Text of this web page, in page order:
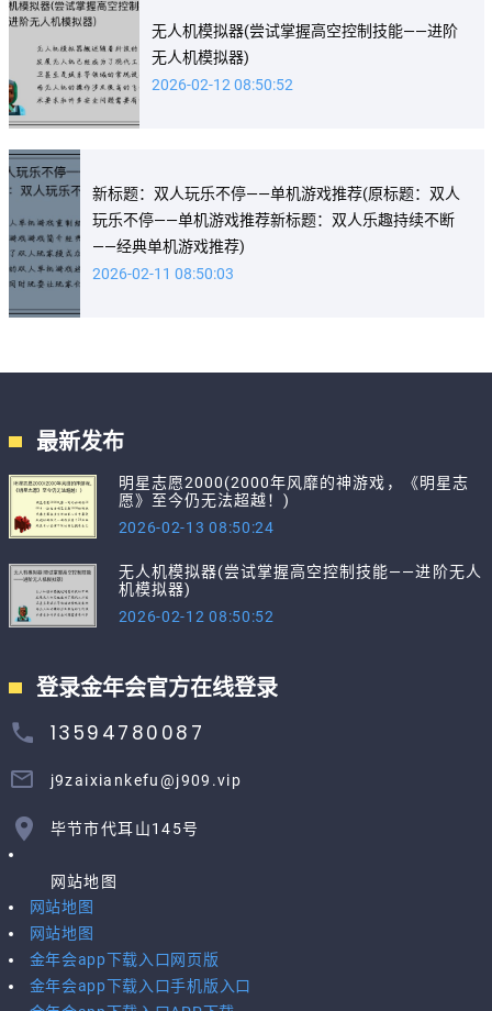
无人机模拟器(尝试掌握高空控制技能——进阶
无人机模拟器)
2026-02-12 08:50:52
新标题：双人玩乐不停——单机游戏推荐(原标题：双人
玩乐不停——单机游戏推荐新标题：双人乐趣持续不断
——经典单机游戏推荐)
2026-02-11 08:50:03
最新发布
明星志愿2000(2000年风靡的神游戏，《明星志
愿》至今仍无法超越！)
2026-02-13 08:50:24
无人机模拟器(尝试掌握高空控制技能——进阶无人
机模拟器)
2026-02-12 08:50:52
登录金年会官方在线登录
13594780087
j9zaixiankefu@j909.vip
毕节市代耳山145号
网站地图
网站地图
网站地图
金年会app下载入口网页版
金年会app下载入口手机版入口